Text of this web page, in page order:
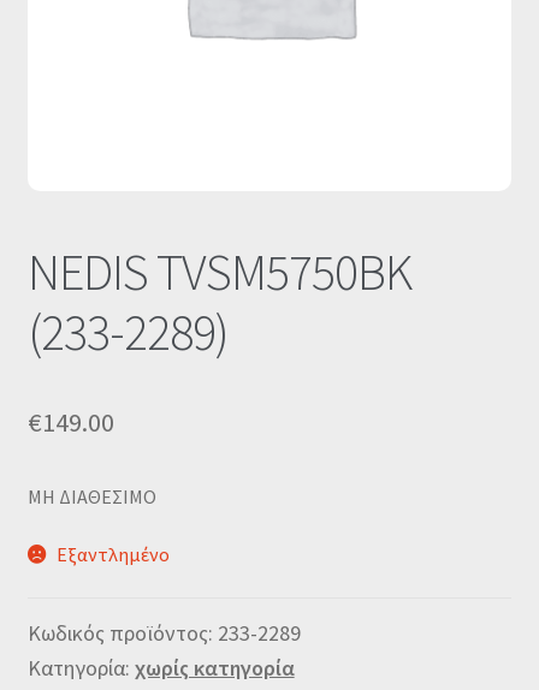
NEDIS TVSM5750BK
(233-2289)
€149.00
MΗ ΔΙΑΘΕΣΙΜΟ
Εξαντλημένο
Κωδικός προϊόντος: 233-2289
Κατηγορία: χωρίς κατηγορία